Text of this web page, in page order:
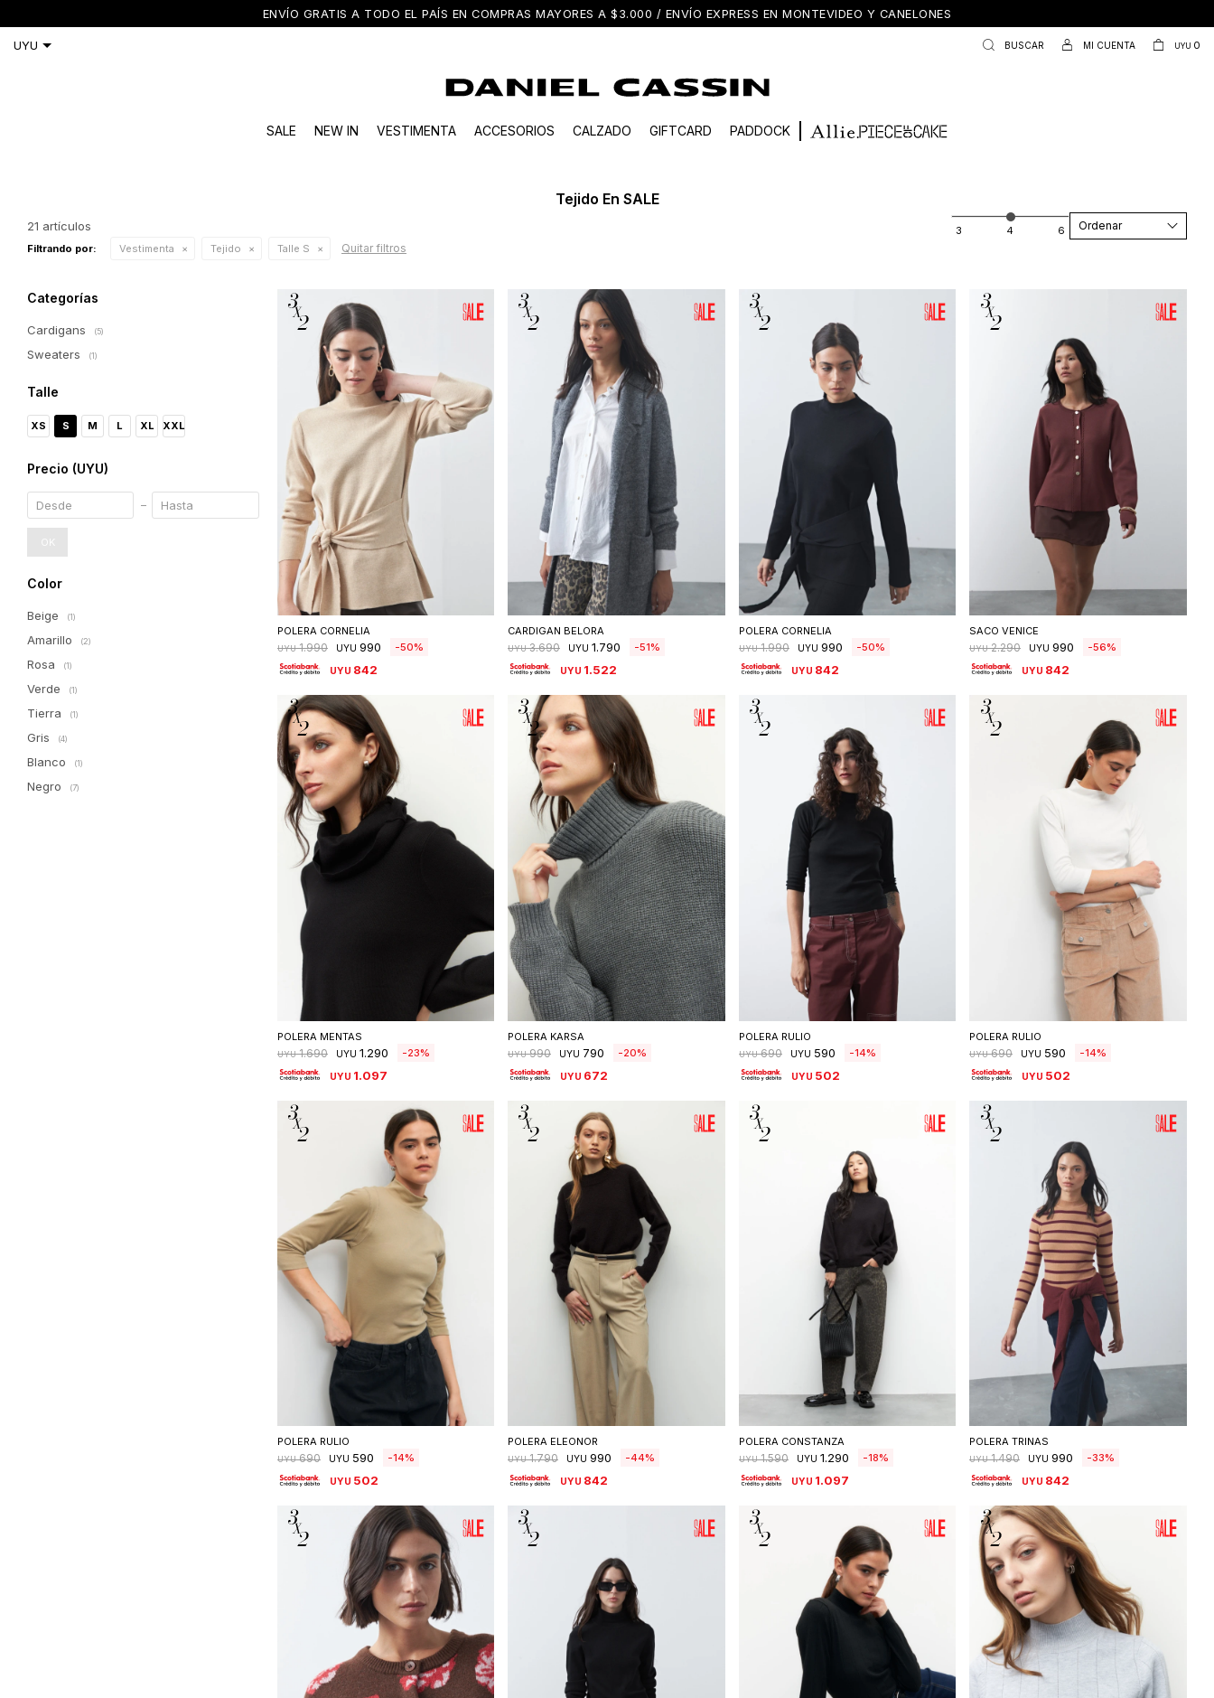
ENVÍO GRATIS A TODO EL PAÍS EN COMPRAS MAYORES A $3.000 / ENVÍO EXPRESS EN MONTEVIDEO Y CANELONES
SALE NEW IN VESTIMENTA ACCESORIOS CALZADO GIFTCARD PADDOCK
UYU 0
Tejido En SALE
21 artículos Recomendados
Filtrando por: Vestimenta Tejido Talle S Quitar filtros
Seleccionar talle
POLERA CORNELIA
UYU 1.990 UYU 990 50
UYU 842
Seleccionar talle
CARDIGAN BELORA
UYU 3.690 UYU 1.790 51
UYU 1.522
Seleccionar talle
POLERA CORNELIA
UYU 1.990 UYU 990 50
UYU 842
Seleccionar talle
SACO VENICE
UYU 2.290 UYU 990 56
UYU 842
Seleccionar talle
POLERA MENTAS
UYU 1.690 UYU 1.290 23
UYU 1.097
Seleccionar talle
POLERA KARSA
UYU 990 UYU 790 20
UYU 672
Seleccionar talle
POLERA RULIO
UYU 690 UYU 590 14
UYU 502
Seleccionar talle
POLERA RULIO
UYU 690 UYU 590 14
UYU 502
Seleccionar talle
POLERA RULIO
UYU 690 UYU 590 14
UYU 502
Seleccionar talle
POLERA ELEONOR
UYU 1.790 UYU 990 44
UYU 842
Seleccionar talle
POLERA CONSTANZA
UYU 1.590 UYU 1.290 18
UYU 1.097
Seleccionar talle
POLERA TRINAS
UYU 1.490 UYU 990 33
UYU 842
Categorías
Cardigans (5)
Sweaters (1)
Talle
XS S M L XL XXL
Precio (UYU)
OK
Color
Beige (1)
Amarillo (2)
Rosa (1)
Verde (1)
Tierra (1)
Gris (4)
Blanco (1)
Negro (7)